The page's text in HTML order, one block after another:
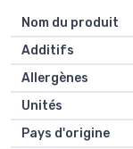
Nom du produit
Additifs
Allergènes
Unités
Pays d'origine